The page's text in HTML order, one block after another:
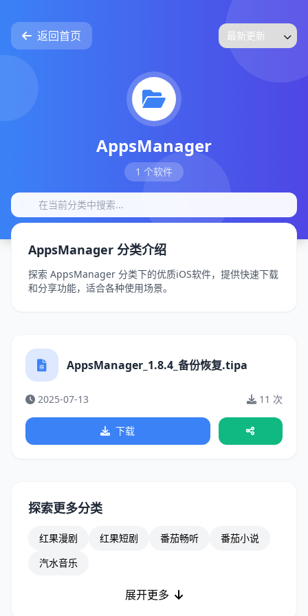
返回首页
AppsManager
1 个软件
AppsManager 分类介绍
探索 AppsManager 分类下的优质iOS软件，提供快速下载
和分享功能，适合各种使用场景。
AppsManager_1.8.4_备份恢复.tipa
2025-07-13 11 次
下载
探索更多分类
红果漫剧 红果短剧 番茄畅听
番茄小说
汽水音乐
展开更多